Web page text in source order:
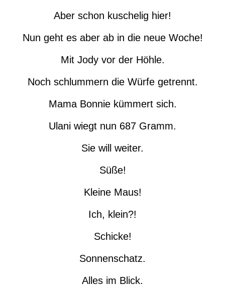
Aber schon kuschelig hier!
Nun geht es aber ab in die neue Woche!
Mit Jody vor der Höhle.
Noch schlummern die Würfe getrennt.
Mama Bonnie kümmert sich.
Ulani wiegt nun 687 Gramm.
Sie will weiter.
Süße!
Kleine Maus!
Ich, klein?!
Schicke!
Sonnenschatz.
Alles im Blick.